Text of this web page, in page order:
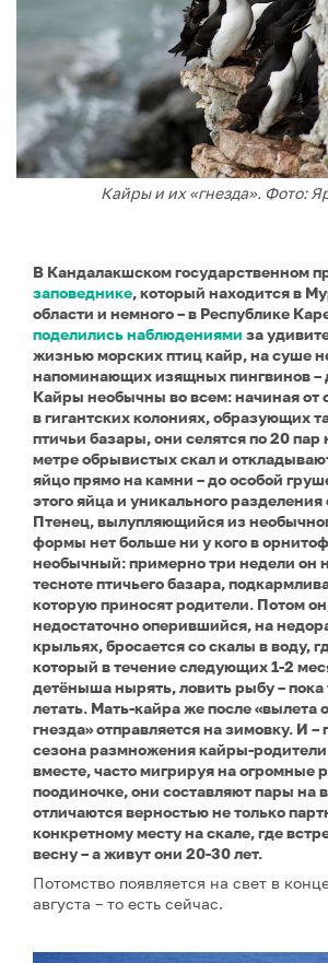
Кайры и их «гнезда». Фото:
В Кандалакшском государственном
заповеднике, который находится в
области и немного – в Республике
поделились наблюдениями за
жизнью морских птиц кайр, на суше
напоминающих изящных пингвинов –
Кайры необычны во всем: начиная от
в гигантских колониях, образующих
птичьи базары, они селятся по 20 пар
метре обрывистых скал и
яйцо прямо на камни – до особой
этого яйца и уникального
Птенец, вылупляющийся из
формы нет больше ни у кого в
необычный: примерно три недели он
тесноте птичьего базара,
которую приносят родители. Потом
недостаточно оперившийся, на
крыльях, бросается со скалы в воду,
который в течение следующих 1-2
детёныша нырять, ловить рыбу – пока
летать. Мать-кайра же после «вылета
гнезда» отправляется на зимовку. И –
сезона размножения кайры-
вместе, часто мигрируя на огромные
поодиночке, они составляют пары на
отличаются верностью не только
конкретному месту на скале, где
весну – а живут они 20-30 лет.
Потомство появляется на свет в
августа – то есть сейчас.